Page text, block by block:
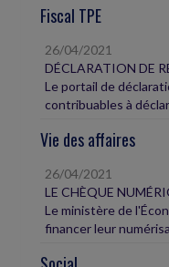
Fiscal TPE
26/04/2021
DÉCLARATION DE
Le portail de
contribuables à
Vie des affaires
26/04/2021
LE CHÈQUE
Le ministère de
financer leur